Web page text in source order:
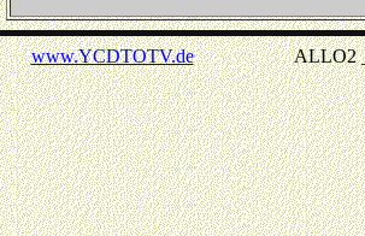
www.YCDTOTV.deALLO2 _